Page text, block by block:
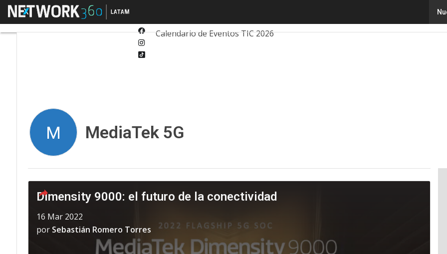
Menú
Facebook
Ciberseguridad
Calendario de Eventos TIC 2026
M MediaTek 5G
Dimensity 9000: el futuro de la conectividad
16 Mar 2022
por Sebastián Romero Torres